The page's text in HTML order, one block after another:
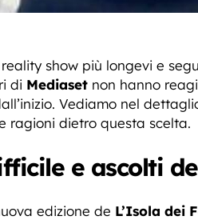
show più longevi e
di Mediaset non hanno
Vediamo nel
ragioni dietro questa scelta.
e ascolti
edizione de L’Isola dei